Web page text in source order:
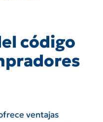
código
ventajas